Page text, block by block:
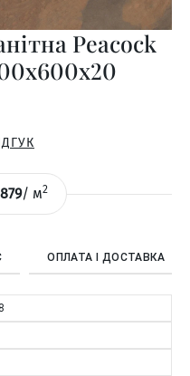
Peacock
/ м2
ОПЛАТА І ДОСТАВКА